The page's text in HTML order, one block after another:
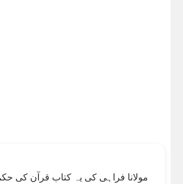
مولانا فراہی کی یہ کتاب قرآن کی